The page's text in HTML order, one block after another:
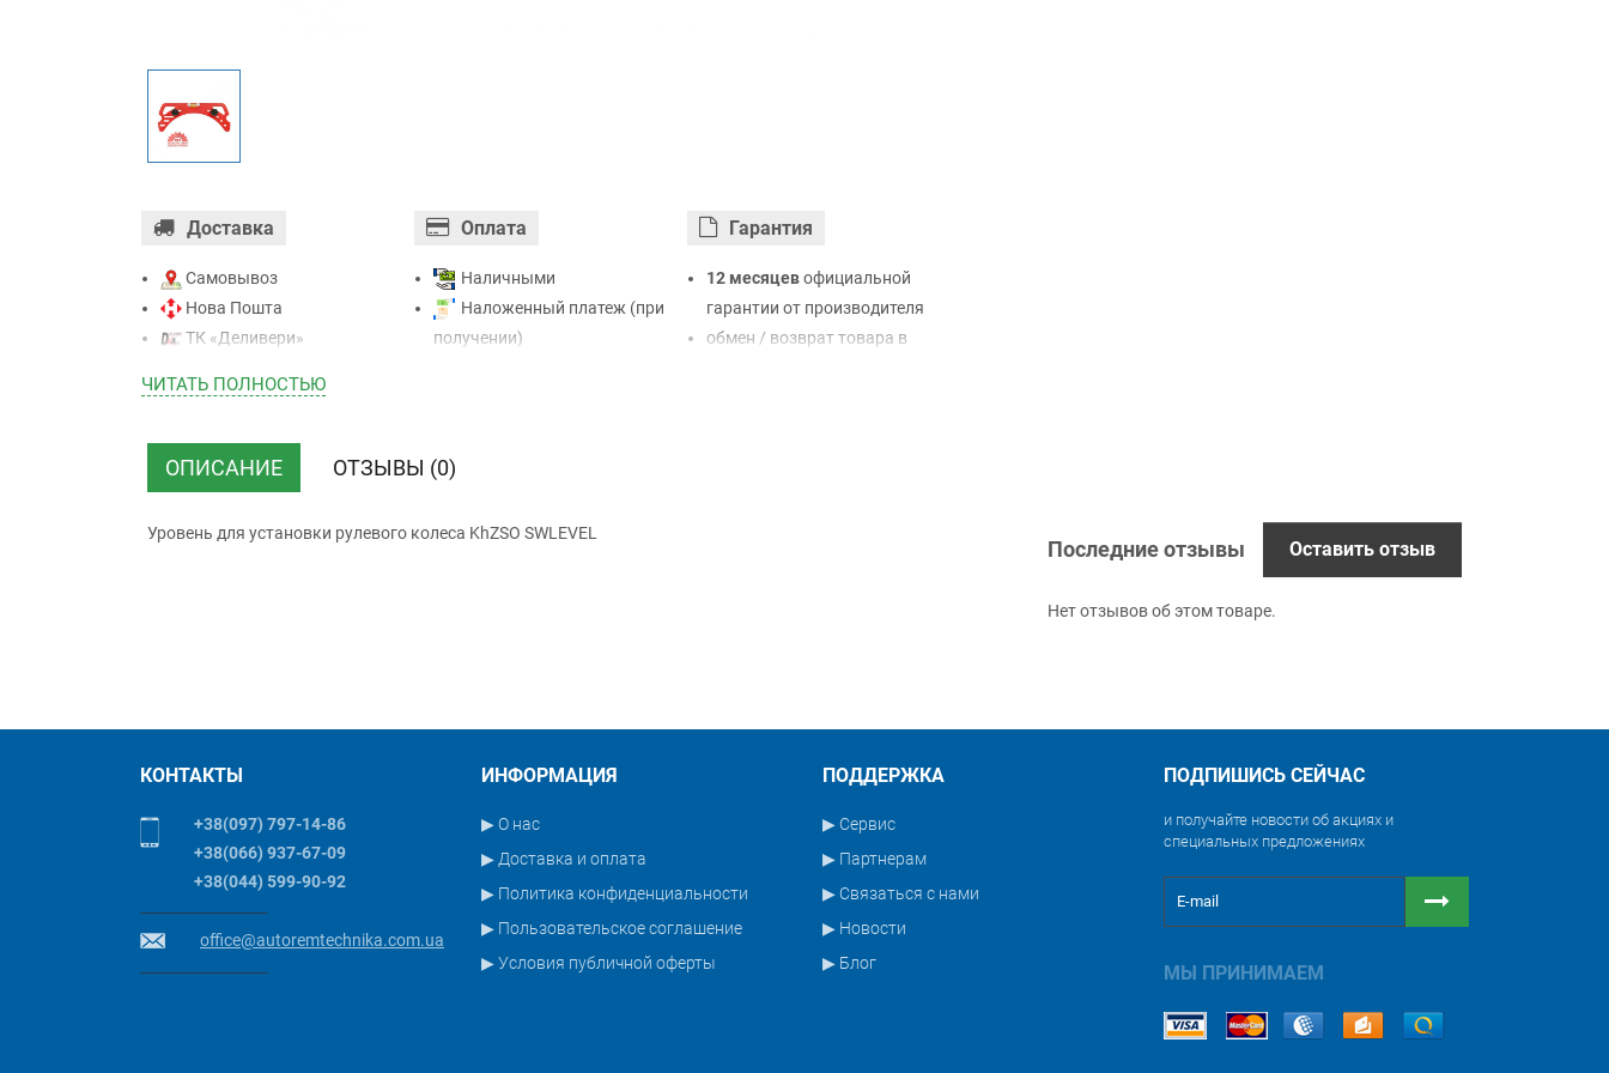
Доставка
Самовывоз
Нова Пошта
ТК «Деливери»
ТК “Justin”
ТК ”УкрПочта”
Оплата
Наличными
Наложенный платеж (при
получении)
Гарантия
12 месяцевофициальной
гарантии от производителя
обмен / возврат товара в
ЧИТАТЬ ПОЛНОСТЬЮ
ОПИСАНИЕ ОТЗЫВЫ (0)
Уровень для установки рулевого колеса KhZSO SWLEVEL
Последние отзывы Оставить отзыв
Нет отзывов об этом товаре.
КОНТАКТЫ
+38(097) 797-14-86
+38(066) 937-67-09
+38(044) 599-90-92
office@autoremtechnika.com.ua
ИНФОРМАЦИЯ
▶ О нас
▶ Доставка и оплата
▶ Политика конфиденциальности
▶ Пользовательское соглашение
▶ Условия публичной оферты
ПОДДЕРЖКА
▶ Сервис
▶ Партнерам
▶ Связаться с нами
▶ Новости
▶ Блог
ПОДПИШИСЬ СЕЙЧАС
и получайте новости об акциях и
специальных предложениях
МЫ ПРИНИМАЕМ